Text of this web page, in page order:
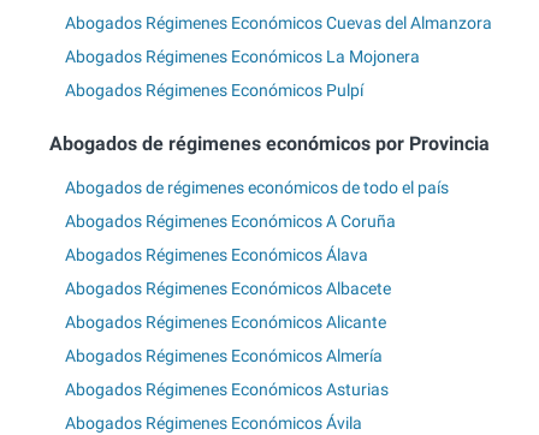
Abogados Régimenes Económicos Cuevas del Almanzora
Abogados Régimenes Económicos La Mojonera
Abogados Régimenes Económicos Pulpí
Abogados de régimenes económicos por Provincia
Abogados de régimenes económicos de todo el país
Abogados Régimenes Económicos A Coruña
Abogados Régimenes Económicos Álava
Abogados Régimenes Económicos Albacete
Abogados Régimenes Económicos Alicante
Abogados Régimenes Económicos Almería
Abogados Régimenes Económicos Asturias
Abogados Régimenes Económicos Ávila